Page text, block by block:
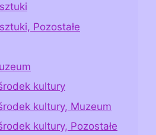
Pozostałe
kultury
kultury, Muzeum
kultury, Pozostałe